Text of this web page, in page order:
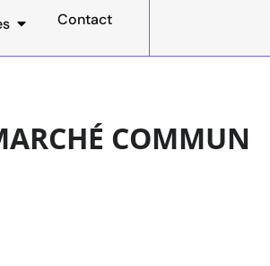
Contact
COMMUN